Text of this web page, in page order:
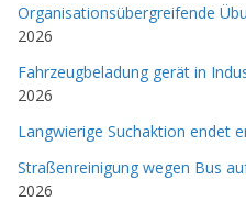
Organisationsübergreifende
2026
Fahrzeugbeladung gerät in
2026
Langwierige Suchaktion endet
Straßenreinigung wegen Bus
2026